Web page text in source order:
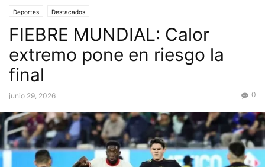
Deportes Destacados
FIEBRE MUNDIAL: Calor
extremo pone en riesgo la
final
junio 29, 2026 0